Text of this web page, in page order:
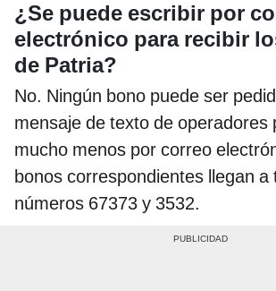
¿Se puede escribir por
electrónico para recibir
de Patria?
No. Ningún bono puede ser
mensaje de texto de operadores
mucho menos por correo
bonos correspondientes llegan a
números 67373 y 3532.